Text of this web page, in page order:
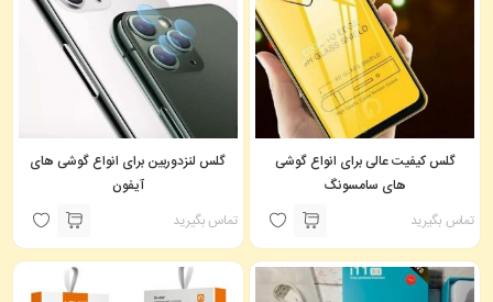
گلس کیفیت عالی برای انواع گوشی
های سامسونگ
تماس بگیرید
گلس لنزدوربین برای انواع گوشی های
آیفون
تماس بگیرید